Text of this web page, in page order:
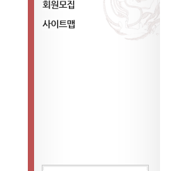
질문코너
회원모집